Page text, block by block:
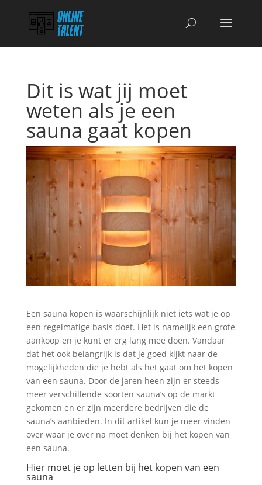
Dit is wat jij moet
weten als je een
sauna gaat kopen
Een sauna kopen is waarschijnlijk niet iets wat je op
een regelmatige basis doet. Het is namelijk een grote
aankoop en je kunt er erg lang mee doen. Vandaar
dat het ook belangrijk is dat je goed kijkt naar de
mogelijkheden die je hebt als het gaat om het kopen
van een sauna. Door de jaren heen zijn er steeds
meer verschillende soorten sauna’s op de markt
gekomen en er zijn meerdere bedrijven die de
sauna’s aanbieden. In dit artikel kun je meer vinden
over waar je over na moet denken bij het kopen van
een sauna.
Hier moet je op letten bij het kopen van een
sauna